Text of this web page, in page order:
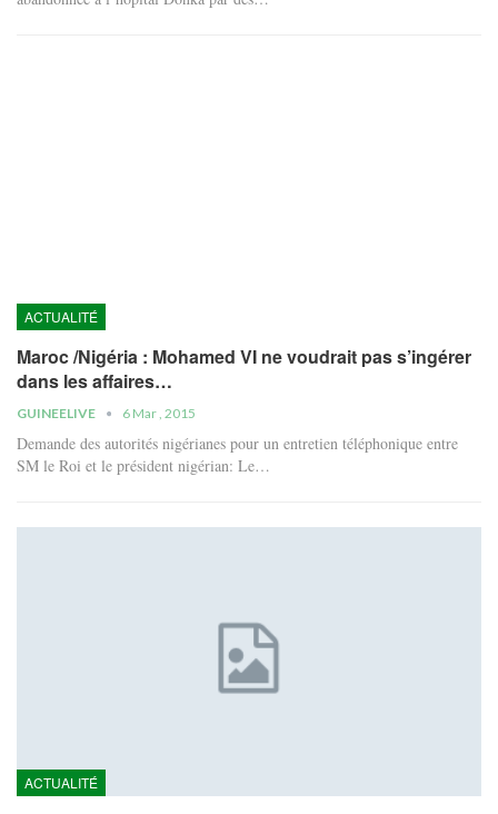
ACTUALITÉ
Maroc /Nigéria : Mohamed VI ne voudrait pas s’ingérer
dans les affaires…
GUINEELIVE 6 Mar , 2015
Demande des autorités nigérianes pour un entretien téléphonique entre
SM le Roi et le président nigérian: Le…
ACTUALITÉ